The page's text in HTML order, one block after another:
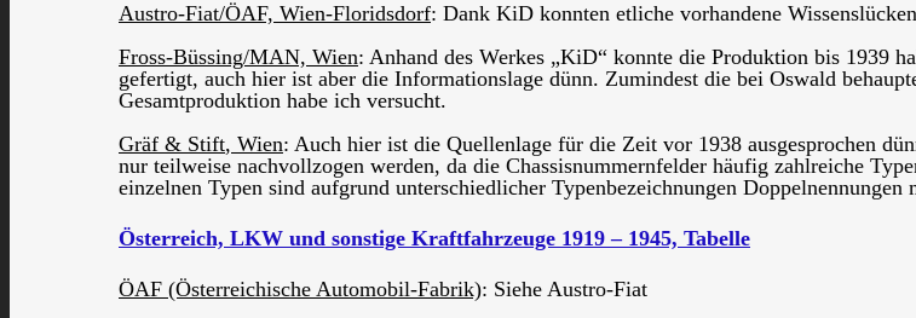
Austro-Fiat/ÖAF, Wien-Floridsdorf: Dank KiD konnten etliche vorhandene
Fross-Büssing/MAN, Wien: Anhand des Werkes „KiD“ konnte die Produktion bis 1939
gefertigt, auch hier ist aber die Informationslage dünn. Zumindest die bei Oswald
Gesamtproduktion habe ich versucht.
Gräf & Stift, Wien: Auch hier ist die Quellenlage für die Zeit vor 1938 ausgesprochen
nur teilweise nachvollzogen werden, da die Chassisnummernfelder häufig zahlreiche
einzelnen Typen sind aufgrund unterschiedlicher Typenbezeichnungen Doppelnennungen
Österreich, LKW und sonstige Kraftfahrzeuge 1919 – 1945, Tabelle
ÖAF (Österreichische Automobil-Fabrik): Siehe Austro-Fiat